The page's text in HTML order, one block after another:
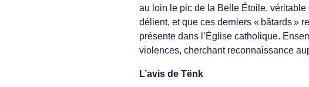
au loin le pic de la Belle Étoile,
délient, et que ces derniers « bâtards »
présente dans l’Église catholique.
violences, cherchant reconnaissance
L’avis de Tënk